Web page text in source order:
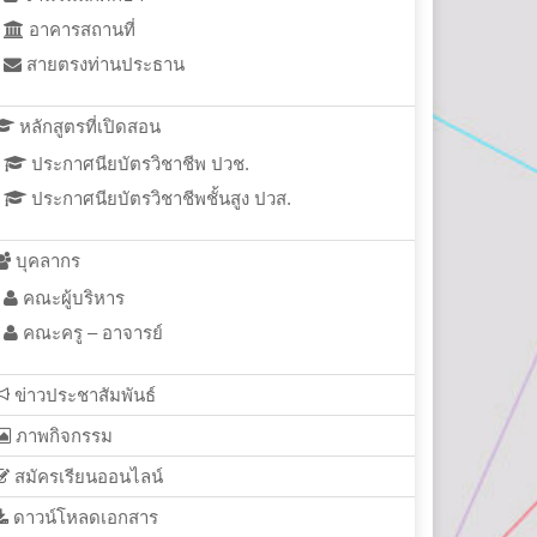
อาคารสถานที่
สายตรงท่านประธาน
หลักสูตรที่เปิดสอน
ประกาศนียบัตรวิชาชีพ ปวช.
ประกาศนียบัตรวิชาชีพชั้นสูง ปวส.
บุคลากร
คณะผู้บริหาร
คณะครู – อาจารย์
ข่าวประชาสัมพันธ์
ภาพกิจกรรม
สมัครเรียนออนไลน์
ดาวน์โหลดเอกสาร